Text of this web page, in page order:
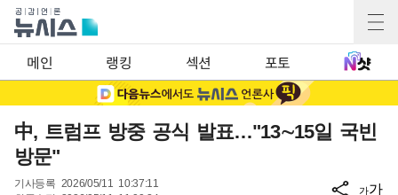
메인 랭킹 섹션 포토
中, 트럼프 방중 공식 발표…"13∼15일 국빈
방문"
기사등록 2026/05/11 10:37:11
가가